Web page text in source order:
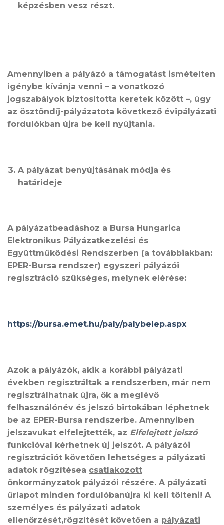
képzésben vesz részt.
Amennyiben a pályázó a támogatást ismételten
igénybe kívánja venni – a vonatkozó
jogszabályok biztosította keretek között –, úgy
az ösztöndíj-pályázatota következő évipályázati
fordulókban újra be kell nyújtania.
Apályázat benyújtásának módja és
határideje
A pályázatbeadáshoz a Bursa Hungarica
Elektronikus Pályázatkezelési és
Együttműködési Rendszerben (a továbbiakban:
EPER-Bursa rendszer) egyszeri pályázói
regisztráció szükséges, melynek elérése:
https://bursa.emet.hu/paly/palybelep.aspx
Azok a pályázók, akik a korábbi pályázati
években regisztráltak a rendszerben, már nem
regisztrálhatnak újra, ők a meglévő
felhasználónév és jelszó birtokában léphetnek
be az EPER-Bursa rendszerbe. Amennyiben
jelszavukat elfelejtették, az Elfelejtett jelszó
funkcióval kérhetnek új jelszót. A pályázói
regisztrációt követően lehetséges a pályázati
adatok rögzítésea csatlakozott
önkormányzatok pályázói részére. A pályázati
űrlapot minden fordulóbanújra ki kell tölteni! A
személyes és pályázati adatok
ellenőrzését,rögzítését követően a pályázati